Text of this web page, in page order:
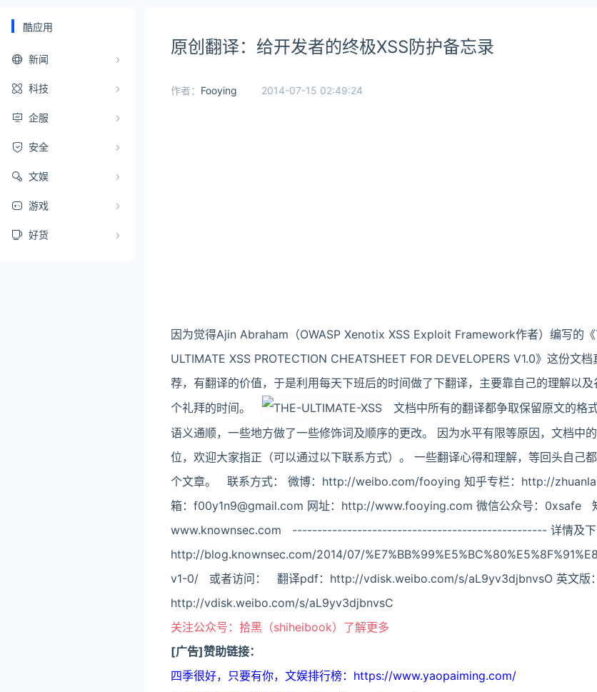
酷应用
新闻
科技
企服
安全
文娱
游戏
好货
原创翻译：给开发者的终极XSS防护备忘录
作者： Fooying 2014-07-15 02:49:24
因为觉得Ajin Abraham（OWASP Xenotix XSS Exploit Framework作者）编写的
ULTIMATE XSS PROTECTION CHEATSHEET FOR DEVELOPERS V1.0》这份文
荐，有翻译的价值，于是利用每天下班后的时间做了下翻译，主要靠自己的理解以
个礼拜的时间。
文档中所有的翻译都争取保留原文的格
语义通顺，一些地方做了一些修饰词及顺序的更改。 因为水平有限等原因，文档中
位，欢迎大家指正（可以通过以下联系方式）。 一些翻译心得和理解，等回头自己
个文章。 联系方式： 微博：http://weibo.com/fooying 知乎专栏：http://
箱：f00y1n9@gmail.com 网址：http://www.fooying.com 微信公众号：0xsafe
www.knownsec.com --------------------------------------------------- 详情及下
http://blog.knownsec.com/2014/07/
v1-0/ 或者访问： 翻译pdf：http://vdisk.weibo.com/s/aL9yv3djbnvsO 英文版：
http://vdisk.weibo.com/s/aL9yv3djbnvsC
关注公众号：拾黑（shiheibook）了解更多
[广告]赞助链接：
四季很好，只要有你，文娱排行榜：https://www.yaopaiming.com/